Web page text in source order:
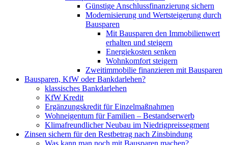
Günstige Anschlussfinanzierung sichern
Modernisierung und Wertsteigerung durch
Bausparen
Mit Bausparen den Immobilienwert
erhalten und steigern
Energiekosten senken
Wohnkomfort steigern
Zweitimmobilie finanzieren mit Bausparen
Bausparen, KfW oder Bankdarlehen?
klassisches Bankdarlehen
KfW Kredit
Ergänzungskredit für Einzelmaßnahmen
Wohneigentum für Familien – Bestandserwerb
Klimafreundlicher Neubau im Niedrigpreissegment
Zinsen sichern für den Restbetrag nach Zinsbindung
Was kann man noch mit Bausparen machen?